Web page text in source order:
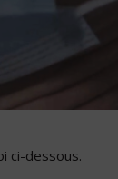
ci-dessous.